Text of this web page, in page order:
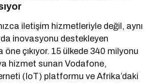
iletişim hizmetleriyle değil, aynı
inovasyonu destekleyen
öne çıkıyor. 15 ülkede 340 milyonu
hizmet sunan Vodafone,
(IoT) platformu ve Afrika’daki